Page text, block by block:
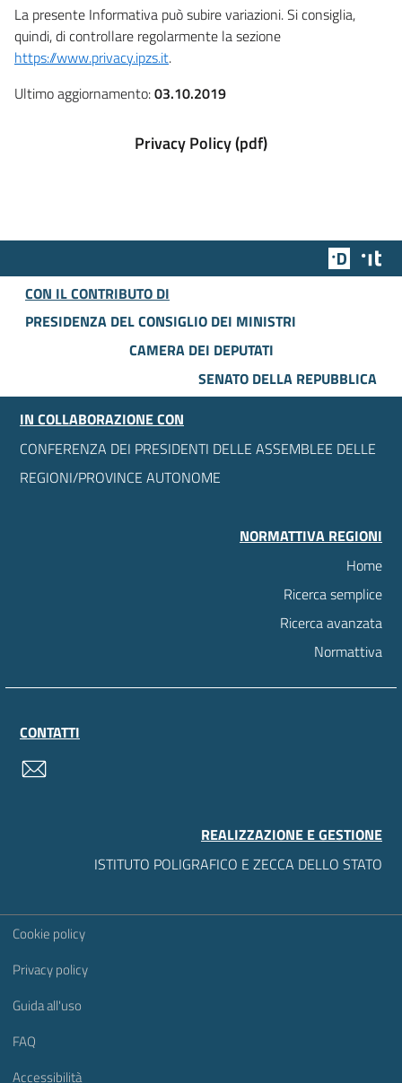
La presente Informativa può subire variazioni. Si consiglia,
quindi, di controllare regolarmente la sezione
https://www.privacy.ipzs.it.
Ultimo aggiornamento:03.10.2019
Privacy Policy (pdf)
Team
CON IL CONTRIBUTO DI
PRESIDENZA DEL CONSIGLIO DEI MINISTRI
CAMERA DEI DEPUTATI
SENATO DELLA REPUBBLICA
IN COLLABORAZIONE CON
CONFERENZA DEI PRESIDENTI DELLE ASSEMBLEE DELLE
REGIONI/PROVINCE AUTONOME
NORMATTIVA REGIONI
Home
Ricerca semplice
Ricerca avanzata
Normattiva
CONTATTI
REALIZZAZIONE E GESTIONE
ISTITUTO POLIGRAFICO E ZECCA DELLO STATO
Sezione Link Utili
Cookie policy
Privacy policy
Guida all'uso
FAQ
Accessibilità